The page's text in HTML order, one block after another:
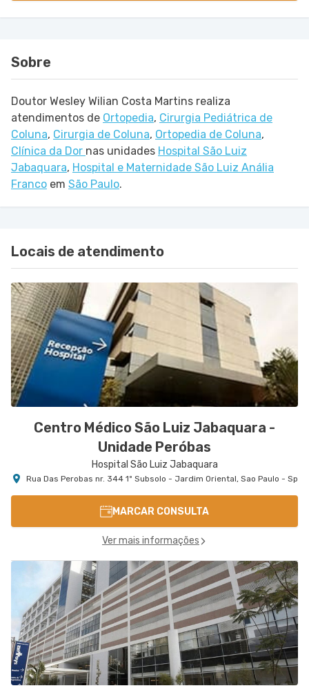
Sobre
Doutor Wesley Wilian Costa Martins realiza
atendimentos de Ortopedia, Cirurgia Pediátrica de
Coluna, Cirurgia de Coluna, Ortopedia de Coluna,
Clínica da Dor nas unidades Hospital São Luiz
Jabaquara, Hospital e Maternidade São Luiz Anália
Franco em São Paulo.
Locais de atendimento
Centro Médico São Luiz Jabaquara -
Unidade Peróbas
Hospital São Luiz Jabaquara
Rua Das Perobas nr. 344 1º Subsolo - Jardim Oriental, Sao Paulo - Sp
MARCAR CONSULTA
Ver mais informações